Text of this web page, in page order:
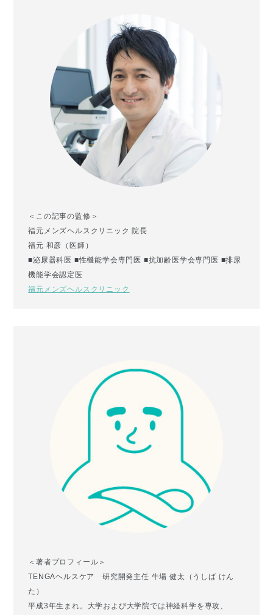
＜この記事の監修＞
福元メンズヘルスクリニック 院長
福元 和彦（医師）
■泌尿器科医 ■性機能学会専門医 ■抗加齢医学会専門医 ■排尿
機能学会認定医
福元メンズヘルスクリニック
＜著者プロフィール＞
TENGAヘルスケア 研究開発主任 牛場 健太（うしば けん
た）
平成3年生まれ。大学および大学院では神経科学を専攻、